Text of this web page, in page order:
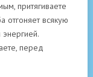
притягиваете
отгоняет всякую
перед